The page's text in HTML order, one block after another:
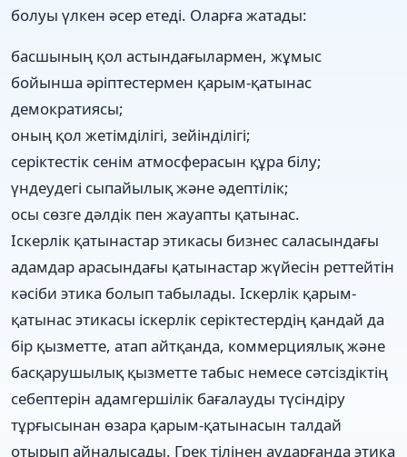
болуы үлкен әсер етеді. Оларға жатады:
басшының қол астындағылармен, жұмыс
бойынша әріптестермен қарым-қатынас
демократиясы;
оның қол жетімділігі, зейінділігі;
серіктестік сенім атмосферасын құра білу;
үндеудегі сыпайылық және әдептілік;
осы сөзге дәлдік пен жауапты қатынас.
Іскерлік қатынастар этикасы бизнес саласындағы
адамдар арасындағы қатынастар жүйесін реттейтін
кәсіби этика болып табылады. Іскерлік қарым-
қатынас этикасы іскерлік серіктестердің қандай да
бір қызметте, атап айтқанда, коммерциялық және
басқарушылық қызметте табыс немесе сәтсіздіктің
себептерін адамгершілік бағалауды түсіндіру
тұрғысынан өзара қарым-қатынасын талдай
отырып айналысады. Грек тілінен аударғанда этика